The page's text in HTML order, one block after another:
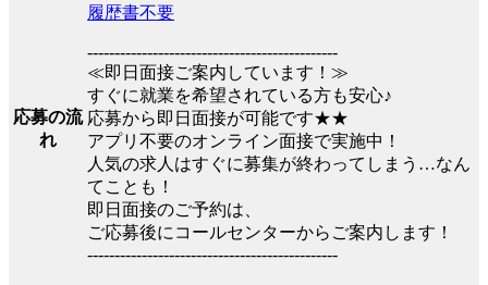
応募の流
れ
履歴書不要
----------------------------------------------
≪即日面接ご案内しています！≫
すぐに就業を希望されている方も安心♪
応募から即日面接が可能です★★
アプリ不要のオンライン面接で実施中！
人気の求人はすぐに募集が終わってしまう…なん
てことも！
即日面接のご予約は、
ご応募後にコールセンターからご案内します！
----------------------------------------------